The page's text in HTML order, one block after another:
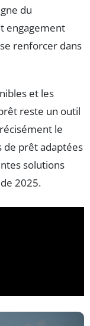
du
engagement
renforcer dans
et les
reste un outil
le
de prêt adaptées
solutions
2025.